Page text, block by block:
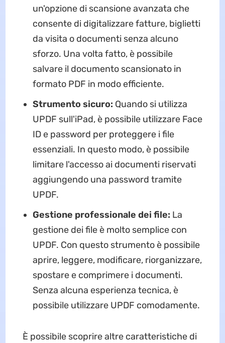
un'opzione di scansione avanzata che
consente di digitalizzare fatture, biglietti
da visita o documenti senza alcuno
sforzo. Una volta fatto, è possibile
salvare il documento scansionato in
formato PDF in modo efficiente.
Strumento sicuro: Quando si utilizza
UPDF sull'iPad, è possibile utilizzare Face
ID e password per proteggere i file
essenziali. In questo modo, è possibile
limitare l'accesso ai documenti riservati
aggiungendo una password tramite
UPDF.
Gestione professionale dei file: La
gestione dei file è molto semplice con
UPDF. Con questo strumento è possibile
aprire, leggere, modificare, riorganizzare,
spostare e comprimere i documenti.
Senza alcuna esperienza tecnica, è
possibile utilizzare UPDF comodamente.
È possibile scoprire altre caratteristiche di